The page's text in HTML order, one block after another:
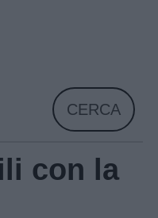
CERCA
con la